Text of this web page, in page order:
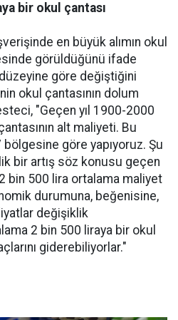
bir okul çantası
en büyük alımın okul
görüldüğünü ifade
göre değiştiğini
okul çantasının dolum
"Geçen yıl 1900-2000
alt maliyeti. Bu
bölgesine göre yapıyoruz. Şu
bir artış söz konusu geçen
2 bin 500 lira ortalama maliyet
durumuna, beğenisine,
değişiklik
2 bin 500 liraya bir okul
giderebiliyorlar."